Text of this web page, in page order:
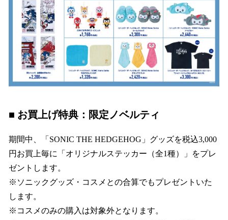
■ お買上げ特典：限定ノベルティ
期間中、「SONIC THE HEDGEHOG」グッズを税込3,000
円お買上毎に「オリジナルステッカー（全1種）」をプレ
ゼントします。
※ソニックグッズ・コスメとの合算でもプレゼントいた
します。
※コスメのみの購入は対象外となります。